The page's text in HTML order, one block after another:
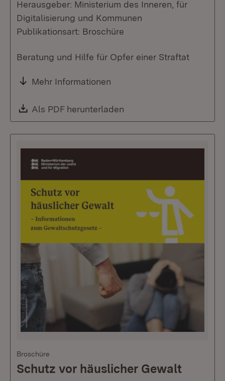
Herausgeber: Ministerium des Inneren, für
Digitalisierung und Kommunen
Publikationsart: Broschüre
Beratung und Hilfe für Opfer einer Straftat
Mehr Informationen
Download:
Als PDF herunterladen
Broschüre
Schutz vor häuslicher Gewalt